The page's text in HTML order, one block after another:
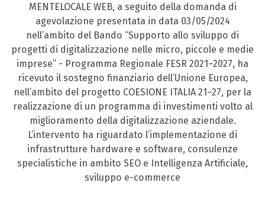
MENTELOCALE WEB, a seguito della domanda di
agevolazione presentata in data 03/05/2024
nell’ambito del Bando “Supporto allo sviluppo di
progetti di digitalizzazione nelle micro, piccole e medie
imprese” - Programma Regionale FESR 2021–2027, ha
ricevuto il sostegno finanziario dell’Unione Europea,
nell’ambito del progetto COESIONE ITALIA 21–27, per la
realizzazione di un programma di investimenti volto al
miglioramento della digitalizzazione aziendale.
L’intervento ha riguardato l’implementazione di
infrastrutture hardware e software, consulenze
specialistiche in ambito SEO e Intelligenza Artificiale,
sviluppo e-commerce